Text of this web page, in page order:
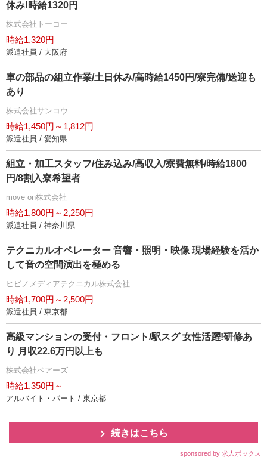
休み!時給1320円
株式会社トーコー
時給1,320円
派遣社員 / 大阪府
車の部品の組立作業/土日休み/高時給1450円/寮完備/送迎も
あり
株式会社サンコウ
時給1,450円～1,812円
派遣社員 / 愛知県
組立・加工スタッフ/住み込み/高収入/寮費無料/時給1800
円/8割入寮希望者
move on株式会社
時給1,800円～2,250円
派遣社員 / 神奈川県
テクニカルオペレーター 音響・照明・映像 現場経験を活か
して音の空間演出を極める
ヒビノメディアテクニカル株式会社
時給1,700円～2,500円
派遣社員 / 東京都
高級マンションの受付・フロント/駅スグ 女性活躍!研修あ
り 月収22.6万円以上も
株式会社ベアーズ
時給1,350円～
アルバイト・パート / 東京都
続きはこちら
sponsored by 求人ボックス